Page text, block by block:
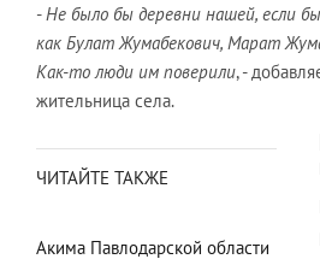
- Не было бы деревни нашей, если
как Булат Жумабекович, Марат
Как-то люди им поверили, -
жительница села.
ЧИТАЙТЕ ТАКЖЕ
Акима Павлодарской области